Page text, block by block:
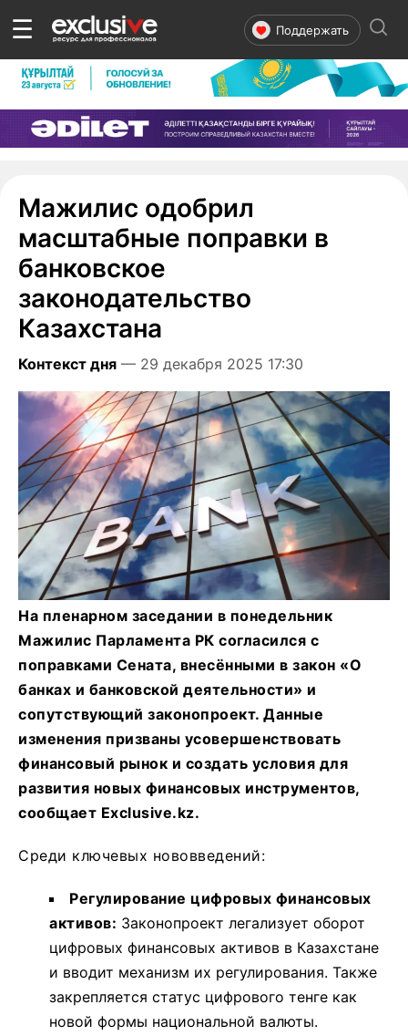
☰ Поддержать
Мажилис одобрил
масштабные поправки в
банковское
законодательство
Казахстана
Контекст дня — 29 декабря 2025 17:30
На пленарном заседании в понедельник
Мажилис Парламента РК согласился с
поправками Сената, внесёнными в закон «О
банках и банковской деятельности» и
сопутствующий законопроект. Данные
изменения призваны усовершенствовать
финансовый рынок и создать условия для
развития новых финансовых инструментов,
сообщает Exclusive.kz.
Среди ключевых нововведений:
Регулирование цифровых финансовых
активов: Законопроект легализует оборот
цифровых финансовых активов в Казахстане
и вводит механизм их регулирования. Также
закрепляется статус цифрового тенге как
новой формы национальной валюты.